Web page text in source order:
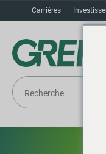
Carrières